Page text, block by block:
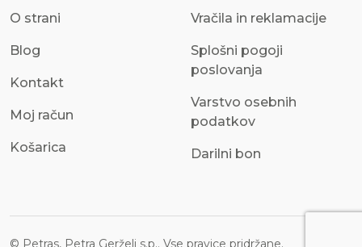
O strani
Blog
Kontakt
Moj račun
Košarica
Vračila in reklamacije
Splošni pogoji
poslovanja
Varstvo osebnih
podatkov
Darilni bon
© Petras, Petra Gerželj s.p.. Vse pravice pridržane.